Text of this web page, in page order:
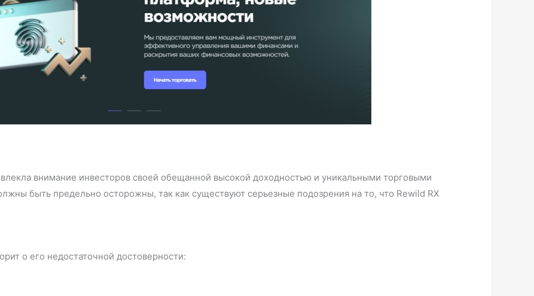
внимание инвесторов своей обещанной высокой доходностью и уникальными торговыми
быть предельно осторожны, так как существуют серьезные подозрения на то, что Rewild RX
о его недостаточной достоверности: